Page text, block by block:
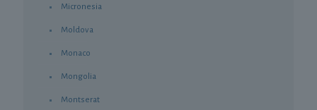
Micronesia
Moldova
Monaco
Mongolia
Montserat